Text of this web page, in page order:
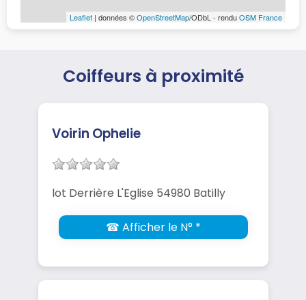
Leaflet | données ©OpenStreetMap/ODbL - renduOSM France
Coiffeurs à proximité
Voirin Ophelie
lot Derrière L'Eglise 54980 Batilly
☎ Afficher le N° *